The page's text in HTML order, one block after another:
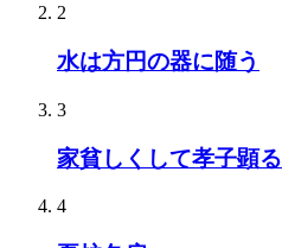
2
水は方円の器に随う
3
家貧しくして孝子顕る
4